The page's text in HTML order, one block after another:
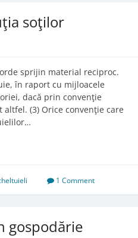
soţilor
sprijin material reciproc.
în raport cu mijloacele
dacă prin convenţie
(3) Orice convenţie care
1 Comment
gospodărie